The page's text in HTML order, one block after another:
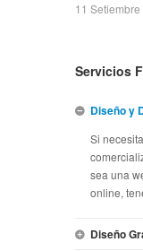
11 Setiembre
Servicios
Diseño y
Si
sea una
online,
Diseño